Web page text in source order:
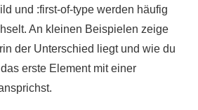
und :first-of-type werden häufig
An kleinen Beispielen zeige
der Unterschied liegt und wie du
erste Element mit einer